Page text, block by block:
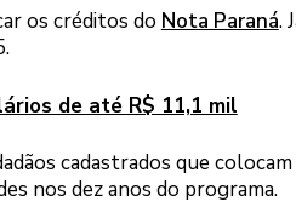
os créditos do Nota Paraná.
de até R$ 11,1 mil
cadastrados que
nos dez anos do programa.